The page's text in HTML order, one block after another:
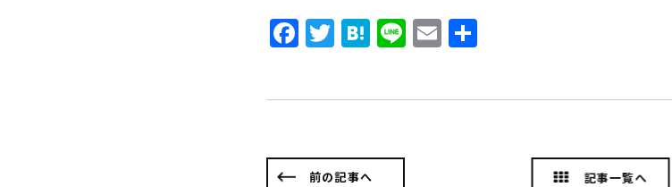
Facebook
Twitter
Hatena
LineEmail
前の記事へ 記事一覧へ